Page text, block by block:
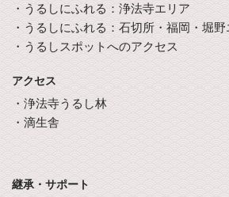
・うるしにふれる：浄法寺エリア
・うるしにふれる：石切所・福岡・堀野
・うるしスポットへのアクセス
アクセス
・浄法寺うるし林
・滴生舎
継承・サポート